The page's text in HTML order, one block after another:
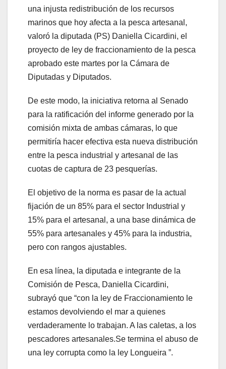
una injusta redistribución de los recursos
marinos que hoy afecta a la pesca artesanal,
valoró la diputada (PS) Daniella Cicardini, el
proyecto de ley de fraccionamiento de la pesca
aprobado este martes por la Cámara de
Diputadas y Diputados.
De este modo, la iniciativa retorna al Senado
para la ratificación del informe generado por la
comisión mixta de ambas cámaras, lo que
permitiría hacer efectiva esta nueva distribución
entre la pesca industrial y artesanal de las
cuotas de captura de 23 pesquerías.
El objetivo de la norma es pasar de la actual
fijación de un 85% para el sector Industrial y
15% para el artesanal, a una base dinámica de
55% para artesanales y 45% para la industria,
pero con rangos ajustables.
En esa línea, la diputada e integrante de la
Comisión de Pesca, Daniella Cicardini,
subrayó que “con la ley de Fraccionamiento le
estamos devolviendo el mar a quienes
verdaderamente lo trabajan. A las caletas, a los
pescadores artesanales.Se termina el abuso de
una ley corrupta como la ley Longueira ”.